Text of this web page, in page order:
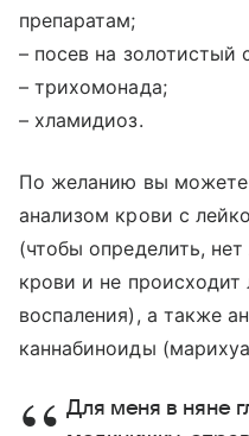
препаратам;
– посев на золотистый
– трихомонада;
– хламидиоз.
По желанию вы
анализом крови с
(чтобы определить,
крови и не происходит
воспаления), а также
каннабиноиды
Для меня в няне